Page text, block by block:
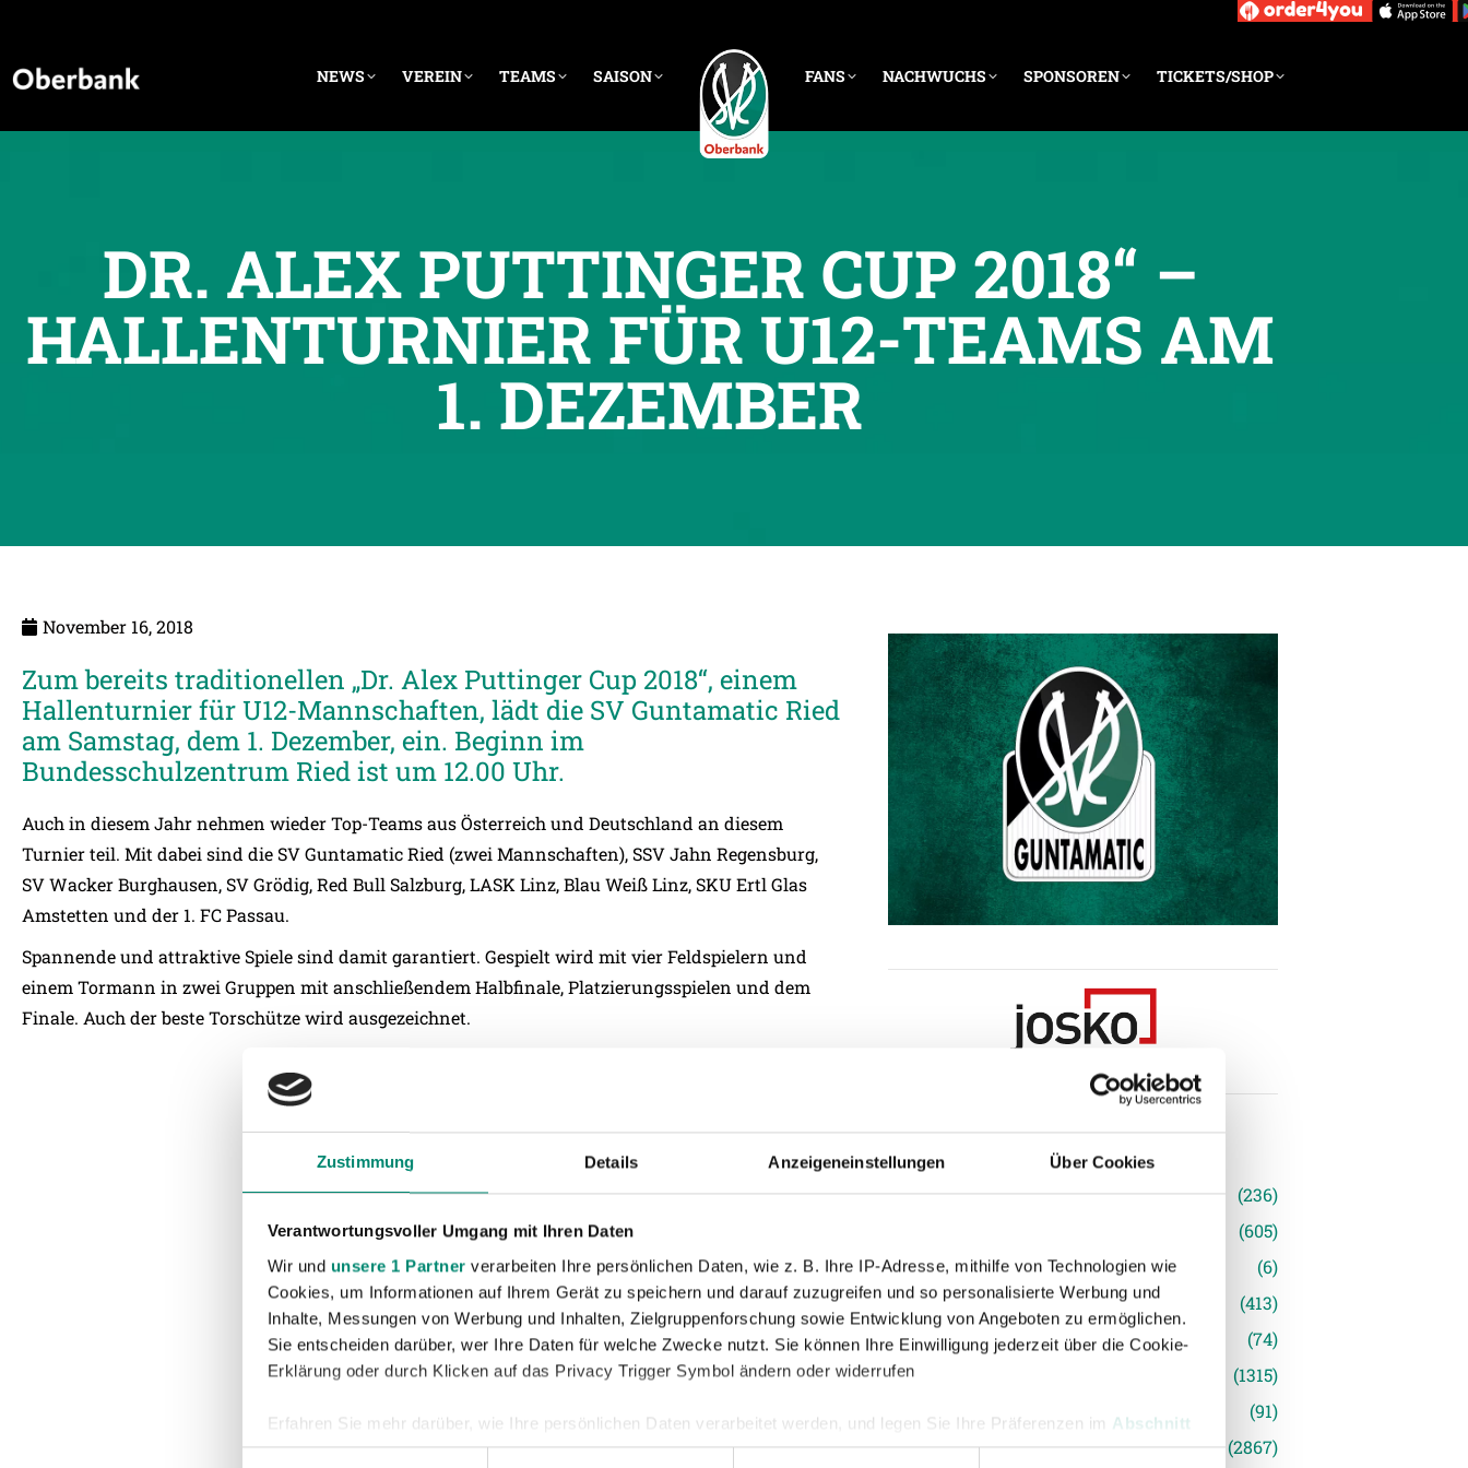
Zustimmung Details Anzeigeneinstellungen Über Cookies
Verantwortungsvoller Umgang mit Ihren Daten
Wir und unsere 1 Partner verarbeiten Ihre persönlichen Daten, wie z. B. Ihre IP-Adresse, mithilfe von Technologien wie
Cookies, um Informationen auf Ihrem Gerät zu speichern und darauf zuzugreifen und so personalisierte Werbung und
Inhalte, Messungen von Werbung und Inhalten, Zielgruppenforschung sowie Entwicklung von Angeboten zu ermöglichen.
Sie entscheiden darüber, wer Ihre Daten für welche Zwecke nutzt. Sie können Ihre Einwilligung jederzeit über die Cookie-
Erklärung oder durch Klicken auf das Privacy Trigger Symbol ändern oder widerrufen
Erfahren Sie mehr darüber, wie Ihre persönlichen Daten verarbeitet werden, und legen Sie Ihre Präferenzen im Abschnitt
Einzelheitenfest.
NEWS VEREIN TEAMS SAISON FANS NACHWUCHS SPONSOREN TICKETS/SHOP
DR. ALEX PUTTINGER CUP 2018“ –
HALLENTURNIER FÜR U12-TEAMS AM
1. DEZEMBER
November 16, 2018
Zum bereits traditionellen „Dr. Alex Puttinger Cup 2018“, einem
Hallenturnier für U12-Mannschaften, lädt die SV Guntamatic Ried
am Samstag, dem 1. Dezember, ein. Beginn im
Bundesschulzentrum Ried ist um 12.00 Uhr.
Auch in diesem Jahr nehmen wieder Top-Teams aus Österreich und Deutschland an diesem
Turnier teil. Mit dabei sind die SV Guntamatic Ried (zwei Mannschaften), SSV Jahn Regensburg,
SV Wacker Burghausen, SV Grödig, Red Bull Salzburg, LASK Linz, Blau Weiß Linz, SKU Ertl Glas
Amstetten und der 1. FC Passau.
Spannende und attraktive Spiele sind damit garantiert. Gespielt wird mit vier Feldspielern und
einem Tormann in zwei Gruppen mit anschließendem Halbfinale, Platzierungsspielen und dem
Finale. Auch der beste Torschütze wird ausgezeichnet.
Akademie
(236)
(605)
Damen
(6)
Junge Wikinger Ried
(413)
Nachwuchs
(74)
Profis
(1315)
(91)
Unkategorisiert
(2867)